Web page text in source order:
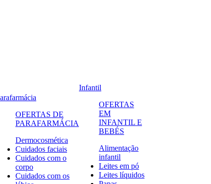
OFERTAS DE
PARAFARMÁCIA
Dermocosmética
Cuidados faciais
Cuidados com o
corpo
Cuidados com os
Infantil
OFERTAS
EM
INFANTIL E
BEBÉS
Alimentação
infantil
Leites em pó
Leites líquidos